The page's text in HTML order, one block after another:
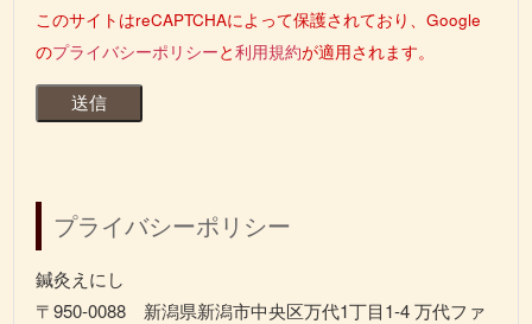
このサイトはreCAPTCHAによって保護されており、Google
のプライバシーポリシーと利用規約が適用されます。
プライバシーポリシー
鍼灸えにし
〒950-0088 新潟県新潟市中央区万代1丁目1-4 万代ファ